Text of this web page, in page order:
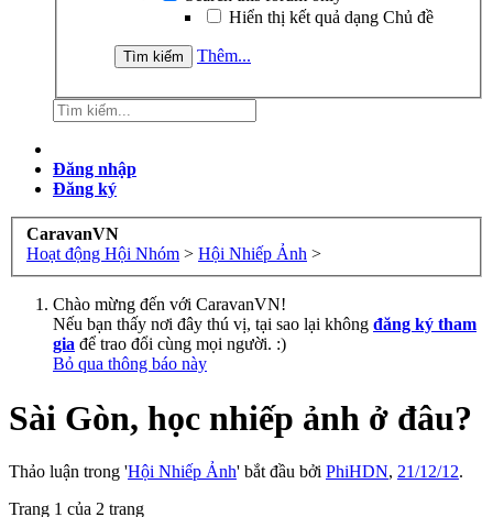
Hiển thị kết quả dạng Chủ đề
Thêm...
Đăng nhập
Đăng ký
CaravanVN
Hoạt động Hội Nhóm > Hội Nhiếp Ảnh >
Chào mừng đến với CaravanVN!
Nếu bạn thấy nơi đây thú vị, tại sao lại không đăng ký tham
gia để trao đổi cùng mọi người. :)
Bỏ qua thông báo này
Sài Gòn, học nhiếp ảnh ở đâu?
Thảo luận trong 'Hội Nhiếp Ảnh' bắt đầu bởi PhiHDN, 21/12/12.
Trang 1 của 2 trang